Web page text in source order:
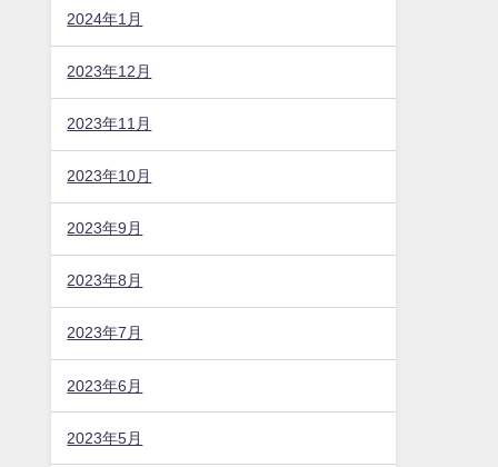
2024年1月
2023年12月
2023年11月
2023年10月
2023年9月
2023年8月
2023年7月
2023年6月
2023年5月